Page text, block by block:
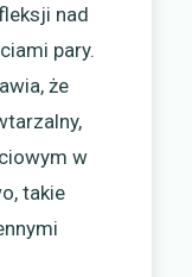
nad
pary.
że
w
takie